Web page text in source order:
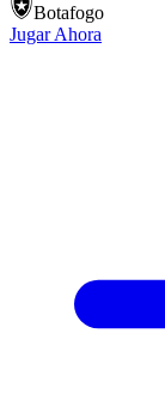
Botafogo
Jugar Ahora